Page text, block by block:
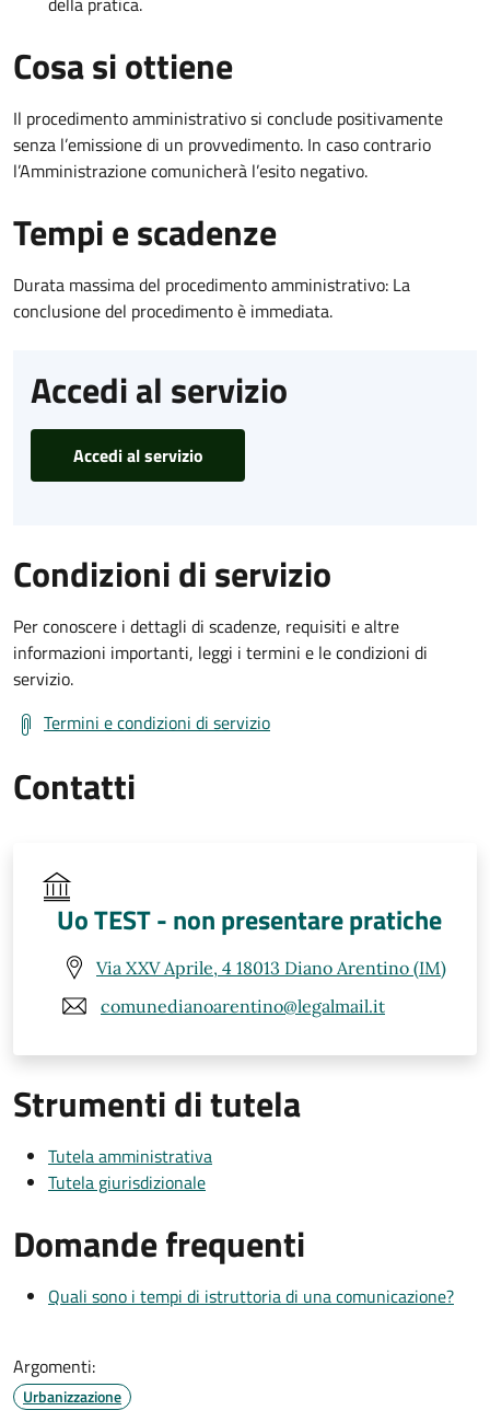
Cosa si ottiene
Il procedimento amministrativo si conclude positivamente
senza l’emissione di un provvedimento. In caso contrario
l’Amministrazione comunicherà l’esito negativo.
Tempi e scadenze
Durata massima del procedimento amministrativo: La
conclusione del procedimento è immediata.
Accedi al servizio
Accedi al servizio
Condizioni di servizio
Per conoscere i dettagli di scadenze, requisiti e altre
informazioni importanti, leggi i termini e le condizioni di
servizio.
Termini e condizioni di servizio
Contatti
Uo TEST - non presentare pratiche
Via XXV Aprile, 4 18013 Diano Arentino (IM)
comunedianoarentino@legalmail.it
Strumenti di tutela
Tutela amministrativa
Tutela giurisdizionale
Domande frequenti
Quali sono i tempi di istruttoria di una comunicazione?
Argomenti:
Urbanizzazione